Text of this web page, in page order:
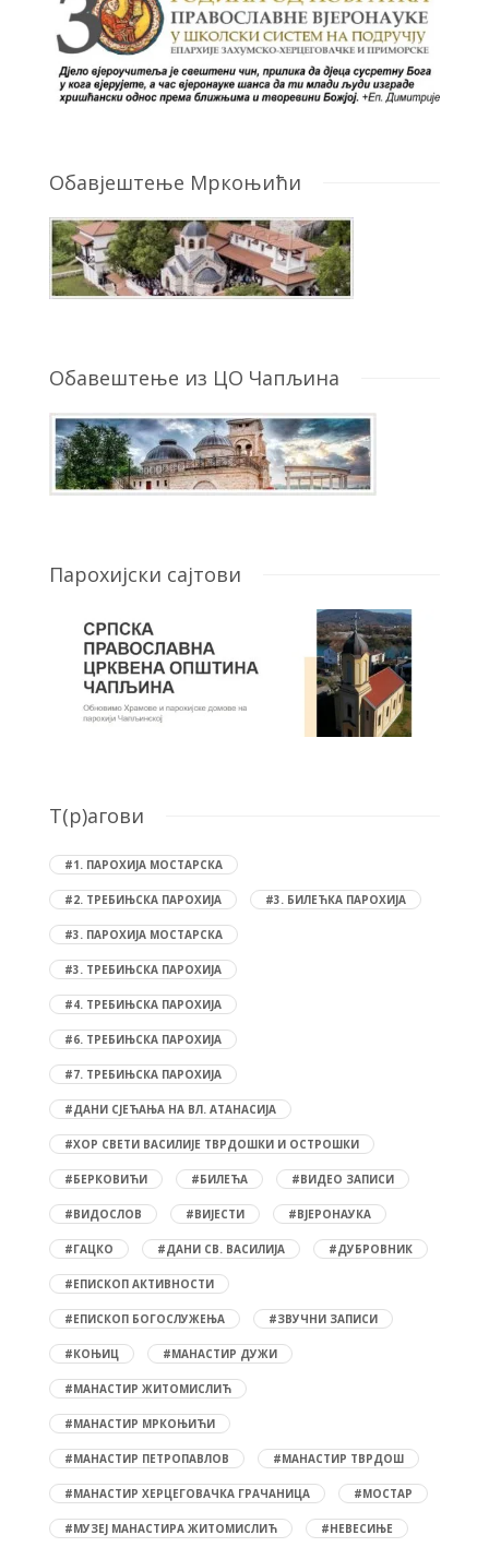
Обавјештење Мркоњићи
Обавештење из ЦО Чапљина
Парохијски сајтови
T(р)агови
#1. ПАРОХИЈА МОСТАРСКА
#2. ТРЕБИЊСКА ПАРОХИЈА #3. БИЛЕЋКА ПАРОХИЈА
#3. ПАРОХИЈА МОСТАРСКА
#3. ТРЕБИЊСКА ПАРОХИЈА
#4. ТРЕБИЊСКА ПАРОХИЈА
#6. ТРЕБИЊСКА ПАРОХИЈА
#7. ТРЕБИЊСКА ПАРОХИЈА
#ДАНИ СЈЕЋАЊА НА ВЛ. АТАНАСИЈА
#ХОР СВЕТИ ВАСИЛИЈЕ ТВРДОШКИ И ОСТРОШКИ
#БЕРКОВИЋИ #БИЛЕЋА #ВИДЕО ЗАПИСИ
#ВИДОСЛОВ #ВИЈЕСТИ #ВЈЕРОНАУКА
#ГАЦКО #ДАНИ СВ. ВАСИЛИЈА #ДУБРОВНИК
#ЕПИСКОП АКТИВНОСТИ
#ЕПИСКОП БОГОСЛУЖЕЊА #ЗВУЧНИ ЗАПИСИ
#КОЊИЦ #МАНАСТИР ДУЖИ
#МАНАСТИР ЖИТОМИСЛИЋ
#МАНАСТИР МРКОЊИЋИ
#МАНАСТИР ПЕТРОПАВЛОВ #МАНАСТИР ТВРДОШ
#МАНАСТИР ХЕРЦЕГОВАЧКА ГРАЧАНИЦА #МОСТАР
#МУЗЕЈ МАНАСТИРА ЖИТОМИСЛИЋ #НЕВЕСИЊЕ